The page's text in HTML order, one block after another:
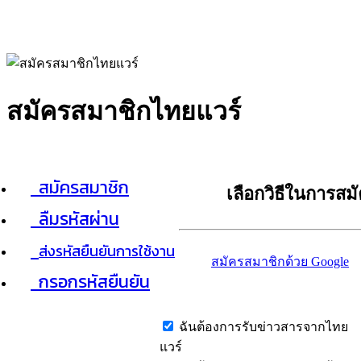
สมัครสมาชิกไทยแวร์
สมัครสมาชิก
ลืมรหัสผ่าน
ส่งรหัสยืนยันการใช้งาน
กรอกรหัสยืนยัน
เลือกวิธีในการส
สมัครสมาชิกด้วย Google
ฉันต้องการรับข่าวสารจากไทย
แวร์